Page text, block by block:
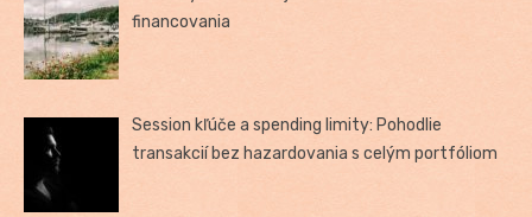
financovania
Session kľúče a spending limity: Pohodlie
transakcií bez hazardovania s celým portfóliom